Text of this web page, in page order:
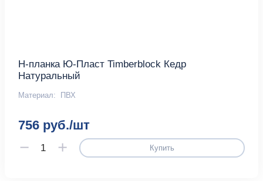
H-планка Ю-Пласт Timberblock Кедр
Натуральный
Материал: ПВХ
756 руб./шт
Купить